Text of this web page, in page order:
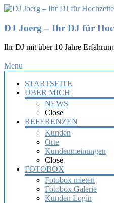
DJ Joerg – Ihr DJ für
Ihr DJ mit über 10 Jahre
Menu
STARTSEITE
ÜBER MICH
NEWS
Close
REFERENZEN
Kunden
Orte
Kundenmeinungen
Close
FOTOBOX
Fotobox mieten
Fotobox Galerie
Kunden Login